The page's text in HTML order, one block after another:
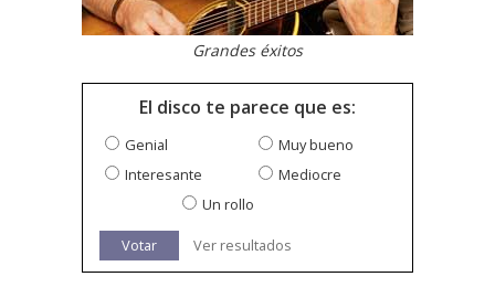
Grandes éxitos
El disco te parece que es:
Genial
Muy bueno
Interesante
Mediocre
Un rollo
Votar Ver resultados